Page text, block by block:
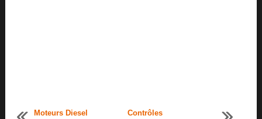
Moteurs Diesel
Contrôles